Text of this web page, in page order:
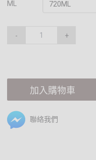
ML
- +
加入購物車
聯絡我們